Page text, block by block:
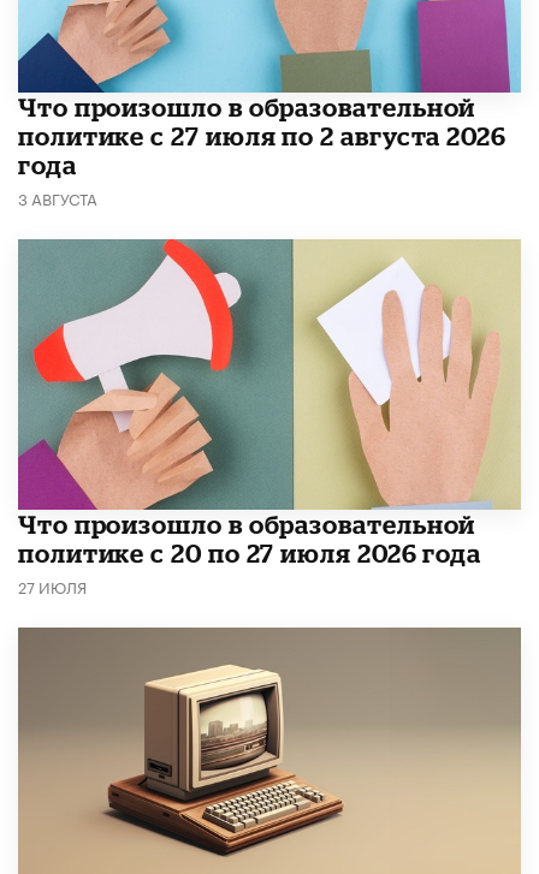
​Что произошло в образовательной
политике с 27 июля по 2 августа 2026
года
3 АВГУСТА
​Что произошло в образовательной
политике с 20 по 27 июля 2026 года
27 ИЮЛЯ